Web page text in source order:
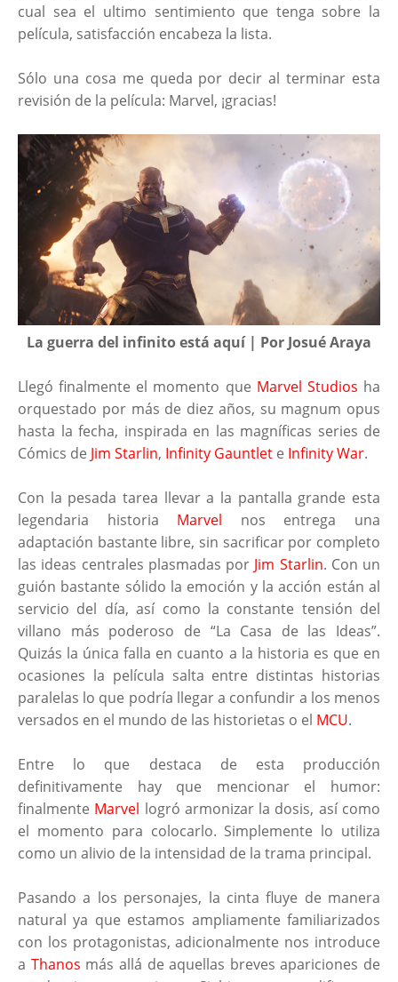
cual sea el ultimo sentimiento que tenga sobre la
película, satisfacción encabeza la lista.
Sólo una cosa me queda por decir al terminar esta
revisión de la película: Marvel, ¡gracias!
La guerra del infinito está aquí | Por Josué Araya
Llegó finalmente el momento que Marvel Studios ha
orquestado por más de diez años, su magnum opus
hasta la fecha, inspirada en las magníficas series de
Cómics de Jim Starlin, Infinity Gauntlet e Infinity War.
Con la pesada tarea llevar a la pantalla grande esta
legendaria historia Marvel nos entrega una
adaptación bastante libre, sin sacrificar por completo
las ideas centrales plasmadas por Jim Starlin. Con un
guión bastante sólido la emoción y la acción están al
servicio del día, así como la constante tensión del
villano más poderoso de “La Casa de las Ideas”.
Quizás la única falla en cuanto a la historia es que en
ocasiones la película salta entre distintas historias
paralelas lo que podría llegar a confundir a los menos
versados en el mundo de las historietas o el MCU.
Entre lo que destaca de esta producción
definitivamente hay que mencionar el humor:
finalmente Marvel logró armonizar la dosis, así como
el momento para colocarlo. Simplemente lo utiliza
como un alivio de la intensidad de la trama principal.
Pasando a los personajes, la cinta fluye de manera
natural ya que estamos ampliamente familiarizados
con los protagonistas, adicionalmente nos introduce
a Thanos más allá de aquellas breves apariciones de